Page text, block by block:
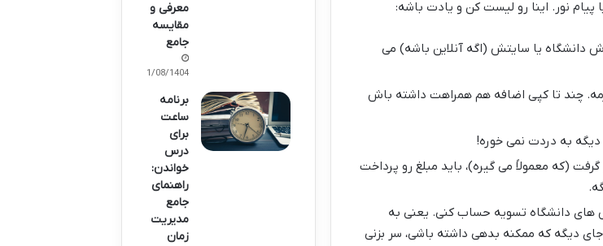
پیام نور. اینا رو لیست کن و یادت باشه:
دانشگاه یا سایتش (اگه آنلاین باشه) می
چند تا کپی اضافه هم همراهت داشته باش
به دردت نمی خوره!
(که معمولاً می گیره)، باید مبلغ رو پرداخت
های دانشگاه تسویه حساب کنی. یعنی به
جای دیگه که ممکنه بدهی داشته باشی، سر بزنی
معرفی و
مقایسه
جامع
11/08/1404
برنامه
ساعت
برای
درس
خواندن:
راهنمای
جامع
مدیریت
زمان